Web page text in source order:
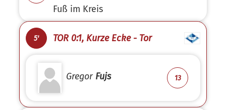
Fuß im Kreis
5' TOR 0:1, Kurze Ecke - Tor
Gregor Fujs 13